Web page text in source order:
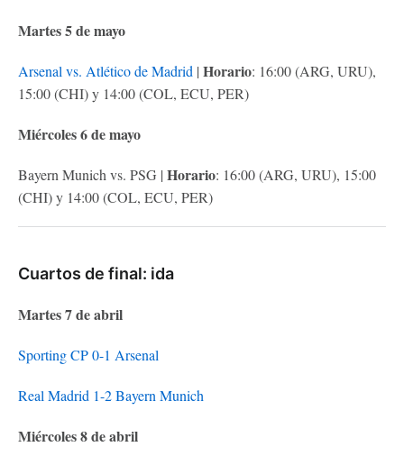
Martes 5 de mayo
Arsenal vs. Atlético de Madrid | Horario: 16:00 (ARG, URU),
15:00 (CHI) y 14:00 (COL, ECU, PER)
Miércoles 6 de mayo
Bayern Munich vs. PSG | Horario: 16:00 (ARG, URU), 15:00
(CHI) y 14:00 (COL, ECU, PER)
Cuartos de final: ida
Martes 7 de abril
Sporting CP 0-1 Arsenal
Real Madrid 1-2 Bayern Munich
Miércoles 8 de abril